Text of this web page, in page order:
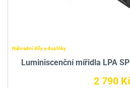
Náhradní díly a doplňky
Luminiscenční mířidla LPA
2 790